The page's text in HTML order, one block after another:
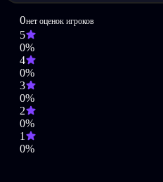
Здесь нет большого квеста, нет
может быть, одна).
энергия.
Grandma, No! © Developed by
Super Rare Games. All rights
0нет оценок игроков
5
0%
4
0%
3
0%
2
0%
1
0%